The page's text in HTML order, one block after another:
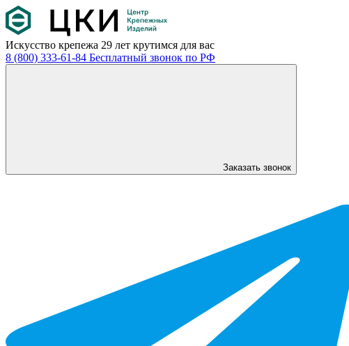
Искусство крепежа 29 лет крутимся для вас
8 (800) 333-61-84 Бесплатный звонок по РФ
Заказать звонок